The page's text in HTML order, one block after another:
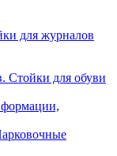
для журналов
Стойки для обуви